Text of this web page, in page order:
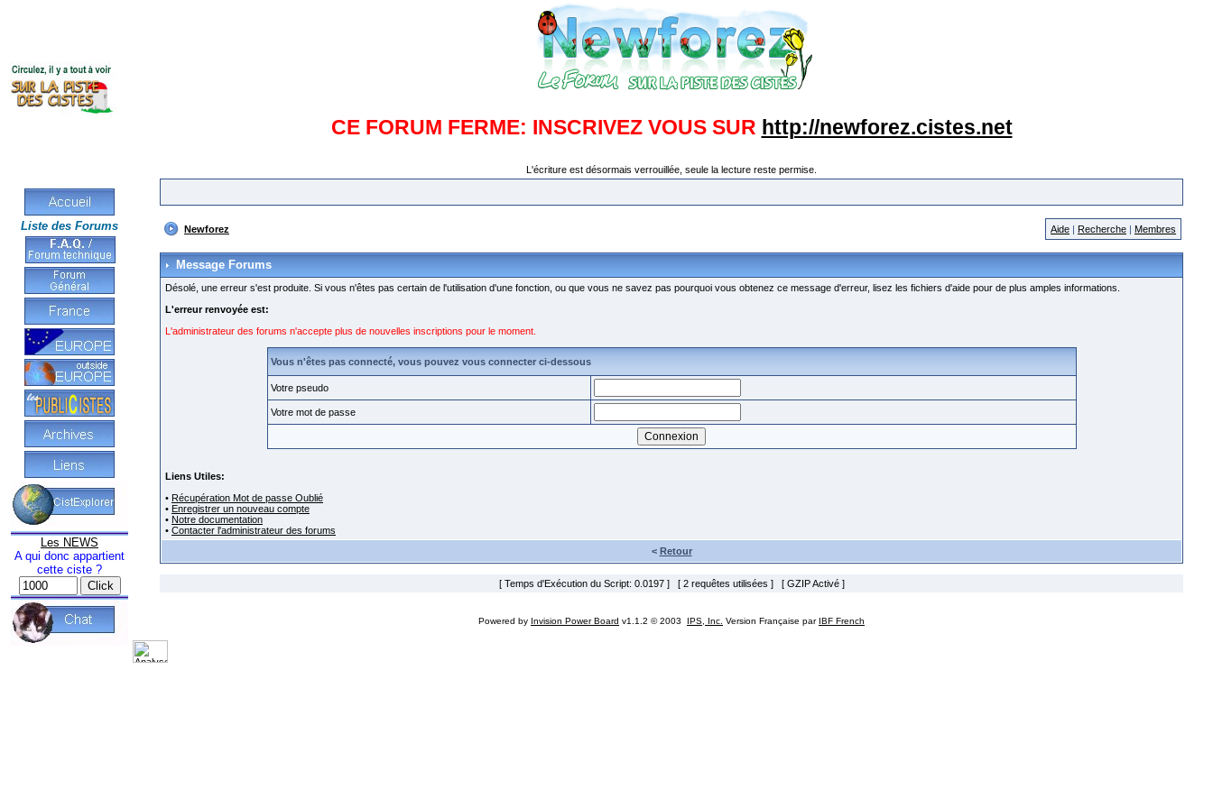
CE FORUM FERME: INSCRIVEZ VOUS SUR http://newforez.cistes.net
L'écriture est désormais verrouillée, seule la lecture reste permise.
Liste des Forums
Les NEWS
A qui donc appartient
cette ciste ?
Newforez Aide | Recherche | Membres
Message Forums
Désolé, une erreur s'est produite. Si vous n'êtes pas certain de l'utilisation d'une fonction, ou que vous ne savez pas pourquoi vous obtenez ce message d'erreur, lisez les fichiers d'aide pour de plus amples informations.
L'erreur renvoyée est:
L'administrateur des forums n'accepte plus de nouvelles inscriptions pour le moment.
Vous n'êtes pas connecté, vous pouvez vous connecter ci-dessous
Votre pseudo
Votre mot de passe
Liens Utiles:
• Récupération Mot de passe Oublié
• Enregistrer un nouveau compte
• Notre documentation
• Contacter l'administrateur des forums
< Retour
[ Temps d'Exécution du Script: 0.0197 ] [ 2 requêtes utilisées ] [ GZIP Activé ]
Powered by Invision Power Board v1.1.2 © 2003 IPS, Inc. Version Française par IBF French